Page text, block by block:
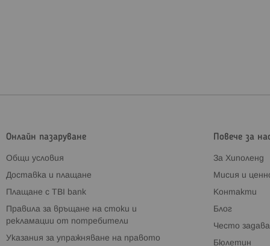
Онлайн пазаруване
Общи условия
Доставка и плащане
Плащане с TBI bank
Правила за връщане на стоки и
рекламации от потребители
Указания за упражняване на правото
Повече за
За Хиполенд
Мисия и
Контакти
Блог
Често
Бюлетин